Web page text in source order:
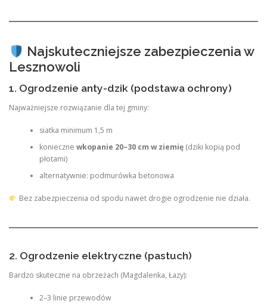
Najskuteczniejsze zabezpieczenia w
Lesznowoli
1. Ogrodzenie anty-dzik (podstawa ochrony)
Najważniejsze rozwiązanie dla tej gminy:
siatka minimum 1,5 m
konieczne wkopanie 20–30 cm w ziemię(dziki kopią pod
płotami)
alternatywnie: podmurówka betonowa
Bez zabezpieczenia od spodu nawet drogie ogrodzenie nie działa.
2. Ogrodzenie elektryczne (pastuch)
Bardzo skuteczne na obrzeżach (Magdalenka, Łazy):
2–3 linie przewodów